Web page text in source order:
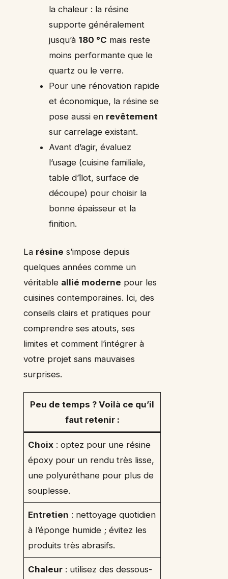
la chaleur : la résine
supporte généralement
jusqu’à 180 °C mais reste
moins performante que le
quartz ou le verre.
Pour une rénovation rapide
et économique, la résine se
pose aussi en revêtement
sur carrelage existant.
Avant d’agir, évaluez
l’usage (cuisine familiale,
table d’îlot, surface de
découpe) pour choisir la
bonne épaisseur et la
finition.
La résine s’impose depuis
quelques années comme un
véritable allié moderne pour les
cuisines contemporaines. Ici, des
conseils clairs et pratiques pour
comprendre ses atouts, ses
limites et comment l’intégrer à
votre projet sans mauvaises
surprises.
Peu de temps ? Voilà ce qu’il
faut retenir :
Choix : optez pour une résine
époxy pour un rendu très lisse,
une polyuréthane pour plus de
souplesse.
Entretien : nettoyage quotidien
à l’éponge humide ; évitez les
produits très abrasifs.
Chaleur : utilisez des dessous-